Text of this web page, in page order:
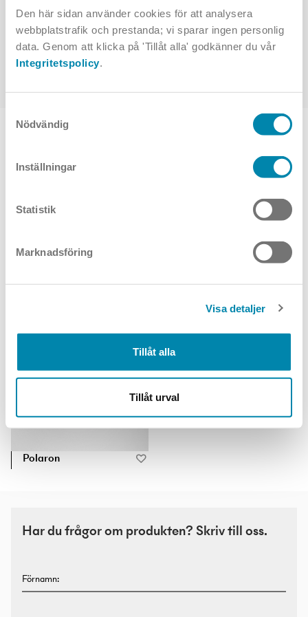
Den här sidan använder cookies för att analysera
webbplatstrafik och prestanda; vi sparar ingen personlig
data. Genom att klicka på 'Tillåt alla' godkänner du vår
Integritetspolicy.
Nödvändig
Inställningar
Statistik
Marknadsföring
Visa detaljer
Tillåt alla
Tillåt urval
Vit med fotplatta Vit med bordsfäste
TOPPVAL
Polaron
Har du frågor om produkten? Skriv till oss.
Förnamn: